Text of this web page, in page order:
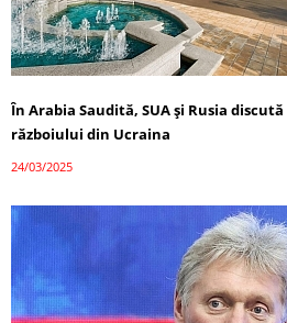
În Arabia Saudită, SUA și Rusia
războiului din Ucraina
24/03/2025